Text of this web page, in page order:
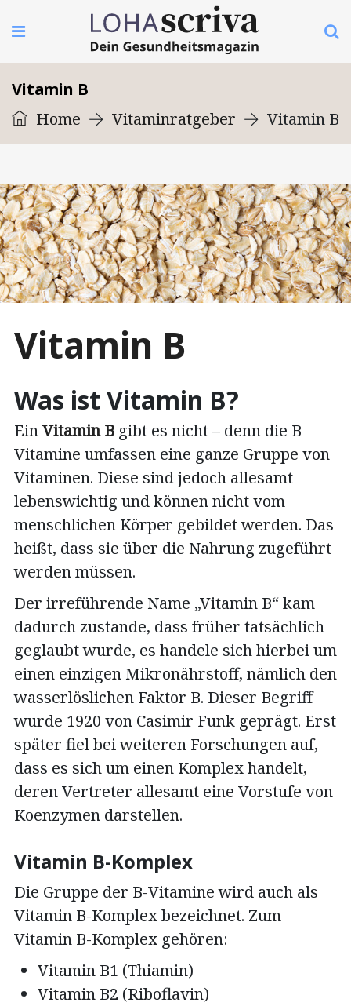
Vitamin B
Home
Vitaminratgeber Vitamin B
Vitamin B
Was ist Vitamin B?
EinVitamin B gibt es nicht – denn die B
Vitamine umfassen eine ganze Gruppe von
Vitaminen. Diese sind jedoch allesamt
lebenswichtig und können nicht vom
menschlichen Körper gebildet werden. Das
heißt, dass sie über die Nahrung zugeführt
werden müssen.
Der irreführende Name „Vitamin B“ kam
dadurch zustande, dass früher tatsächlich
geglaubt wurde, es handele sich hierbei um
einen einzigen Mikronährstoff, nämlich den
wasserlöslichen Faktor B. Dieser Begriff
wurde 1920 von Casimir Funk geprägt. Erst
später fiel bei weiteren Forschungen auf,
dass es sich um einen Komplex handelt,
deren Vertreter allesamt eine Vorstufe von
Koenzymen darstellen.
Vitamin B-Komplex
Die Gruppe der B-Vitamine wird auch als
Vitamin B-Komplex bezeichnet. Zum
Vitamin B-Komplex gehören:
Vitamin B1 (Thiamin)
Vitamin B2 (Riboflavin)